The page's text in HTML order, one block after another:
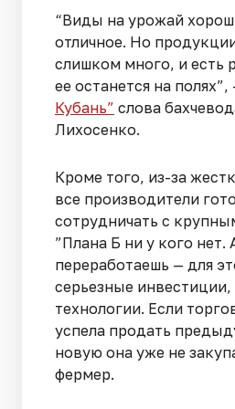
“Виды на урожай
отличное. Но
слишком много, и есть
ее останется на
Кубань” слова
Лихосенко.
Кроме того, из-за
все производители
сотрудничать с
”Плана Б ни у кого нет.
переработаешь — для
серьезные
технологии. Если
успела продать
новую она уже не
фермер.